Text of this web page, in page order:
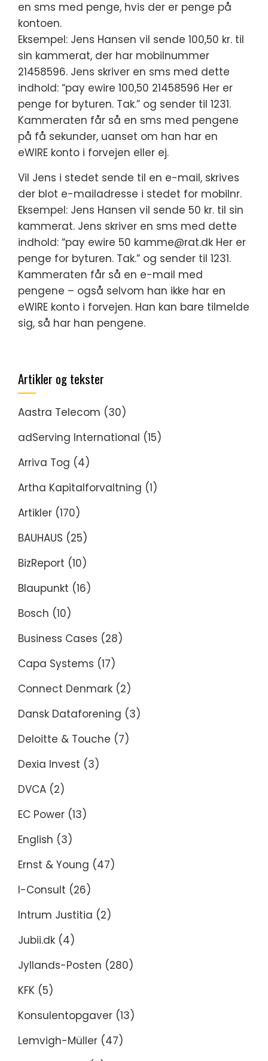
en sms med penge, hvis der er penge på
kontoen.
Eksempel: Jens Hansen vil sende 100,50 kr. til
sin kammerat, der har mobilnummer
21458596. Jens skriver en sms med dette
indhold: “pay ewire 100,50 21458596 Her er
penge for byturen. Tak.” og sender til 1231.
Kammeraten får så en sms med pengene
på få sekunder, uanset om han har en
eWIRE konto i forvejen eller ej.
Vil Jens i stedet sende til en e-mail, skrives
der blot e-mailadresse i stedet for mobilnr.
Eksempel: Jens Hansen vil sende 50 kr. til sin
kammerat. Jens skriver en sms med dette
indhold: “pay ewire 50 kamme@rat.dk Her er
penge for byturen. Tak.” og sender til 1231.
Kammeraten får så en e-mail med
pengene – også selvom han ikke har en
eWIRE konto i forvejen. Han kan bare tilmelde
sig, så har han pengene.
Artikler og tekster
Aastra Telecom (30)
adServing International (15)
Arriva Tog (4)
Artha Kapitalforvaltning (1)
Artikler (170)
BAUHAUS (25)
BizReport (10)
Blaupunkt (16)
Bosch (10)
Business Cases (28)
Capa Systems (17)
Connect Denmark (2)
Dansk Dataforening (3)
Deloitte & Touche (7)
Dexia Invest (3)
DVCA (2)
EC Power (13)
English (3)
Ernst & Young (47)
I-Consult (26)
Intrum Justitia (2)
Jubii.dk (4)
Jyllands-Posten (280)
KFK (5)
Konsulentopgaver (13)
Lemvigh-Müller (47)